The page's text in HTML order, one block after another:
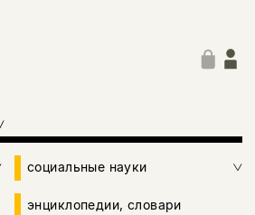
социальные науки
энциклопедии, словари